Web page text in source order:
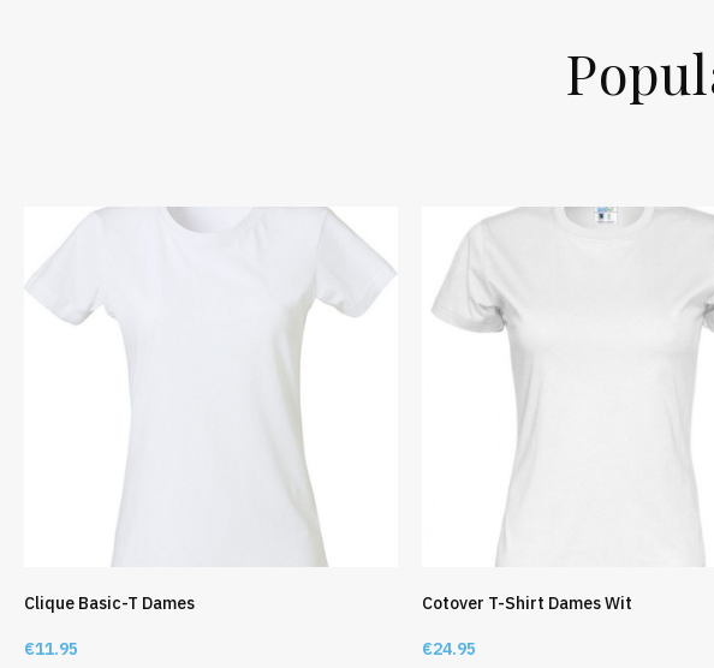
Clique Basic-T Dames
€11.95
Cotover T-Shirt Dames Wit
€24.95